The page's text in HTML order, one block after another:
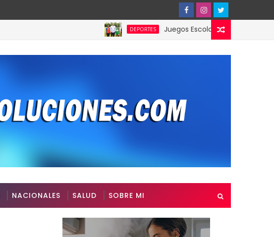
DEPORTES
Juegos Escolares INEFI producen
NACIONALES SALUD SOBRE MI